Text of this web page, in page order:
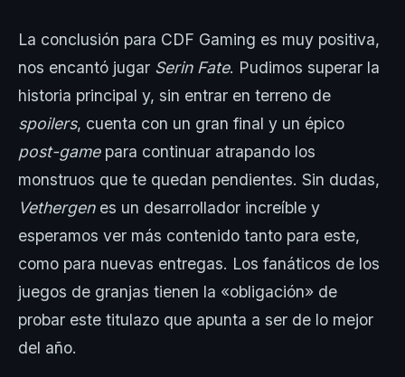
La conclusión para CDF Gaming es muy positiva,
nos encantó jugar Serin Fate. Pudimos superar la
historia principal y, sin entrar en terreno de
spoilers, cuenta con un gran final y un épico
post-game para continuar atrapando los
monstruos que te quedan pendientes. Sin dudas,
Vethergen es un desarrollador increíble y
esperamos ver más contenido tanto para este,
como para nuevas entregas. Los fanáticos de los
juegos de granjas tienen la «obligación» de
probar este titulazo que apunta a ser de lo mejor
del año.